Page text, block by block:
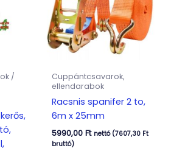
/
Cuppántcsavarok,
ellendarabok
Racsnis spanifer 2 to,
6m x 25mm
5990,00 Ft nettó (7607,30 Ft
bruttó)